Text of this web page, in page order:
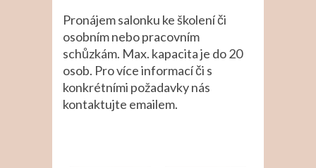
Pronájem salonku ke školení či
osobním nebo pracovním
schůzkám. Max. kapacita je do 20
osob. Pro více informací či s
konkrétními požadavky nás
kontaktujte emailem.